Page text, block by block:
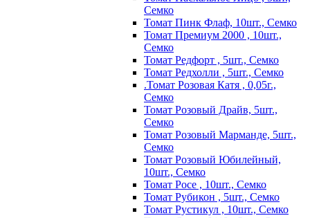
Семко
Томат Пинк Флаф, 10шт., Семко
Томат Премиум 2000 , 10шт.,
Семко
Томат Редфорт , 5шт., Семко
Томат Редхолли , 5шт., Семко
.Томат Розовая Катя , 0,05г.,
Семко
Томат Розовый Драйв, 5шт.,
Семко
Томат Розовый Марманде, 5шт.,
Семко
Томат Розовый Юбилейный,
10шт., Семко
Томат Росе , 10шт., Семко
Томат Рубикон , 5шт., Семко
Томат Рустикул , 10шт., Семко